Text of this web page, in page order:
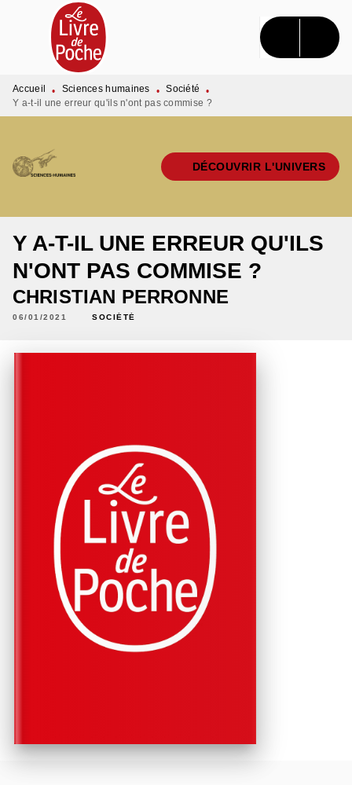
MENU RECHERCHE CONTENU
PIED DE PAGE
Accueil • Sciences humaines • Société
•
Y a-t-il une erreur qu'ils n'ont pas commise ?
DÉCOUVRIR L'UNIVERS
Y A-T-IL UNE ERREUR QU'ILS
N'ONT PAS COMMISE ?
CHRISTIAN PERRONNE
06/01/2021 SOCIÉTÉ